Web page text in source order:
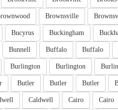
Brownsville
Buckingham
Bucyrus
Buffalo
Buffalo
Bunnell
Burlington
Burlington
Butler
Butler
Butler
Cairo
Cairo
Caldwell